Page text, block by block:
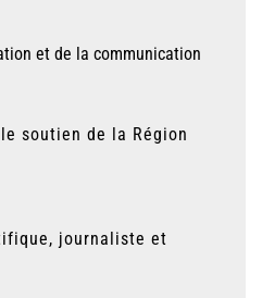
et de la communication
soutien de la Région
journaliste et